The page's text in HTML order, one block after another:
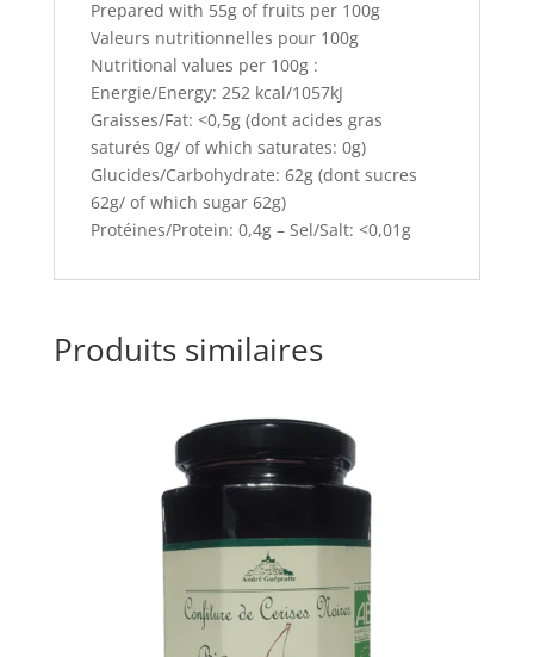
Prepared with 55g of fruits per 100g
Valeurs nutritionnelles pour 100g
Nutritional values per 100g :
Energie/Energy: 252 kcal/1057kJ
Graisses/Fat: <0,5g (dont acides gras
saturés 0g/ of which saturates: 0g)
Glucides/Carbohydrate: 62g (dont sucres
62g/ of which sugar 62g)
Protéines/Protein: 0,4g – Sel/Salt: <0,01g
Produits similaires